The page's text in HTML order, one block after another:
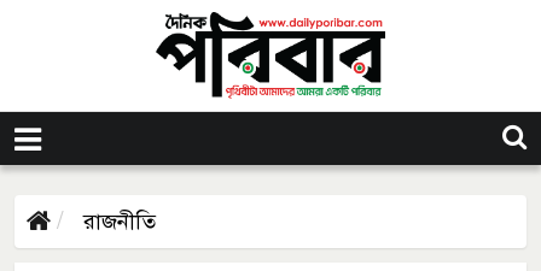
রাজনীতি